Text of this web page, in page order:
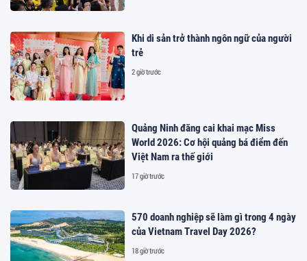
Khi di sản trở thành ngôn ngữ của người
trẻ
2 giờ trước
Quảng Ninh đăng cai khai mạc Miss
World 2026: Cơ hội quảng bá điểm đến
Việt Nam ra thế giới
17 giờ trước
570 doanh nghiệp sẽ làm gì trong 4 ngày
của Vietnam Travel Day 2026?
18 giờ trước